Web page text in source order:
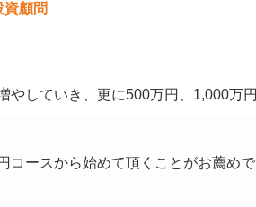
顧問
やしていき、更に500万円、1,000万円
コースから始めて頂くことがお薦めで